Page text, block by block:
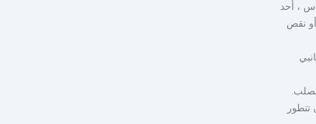
، أحد
نقص